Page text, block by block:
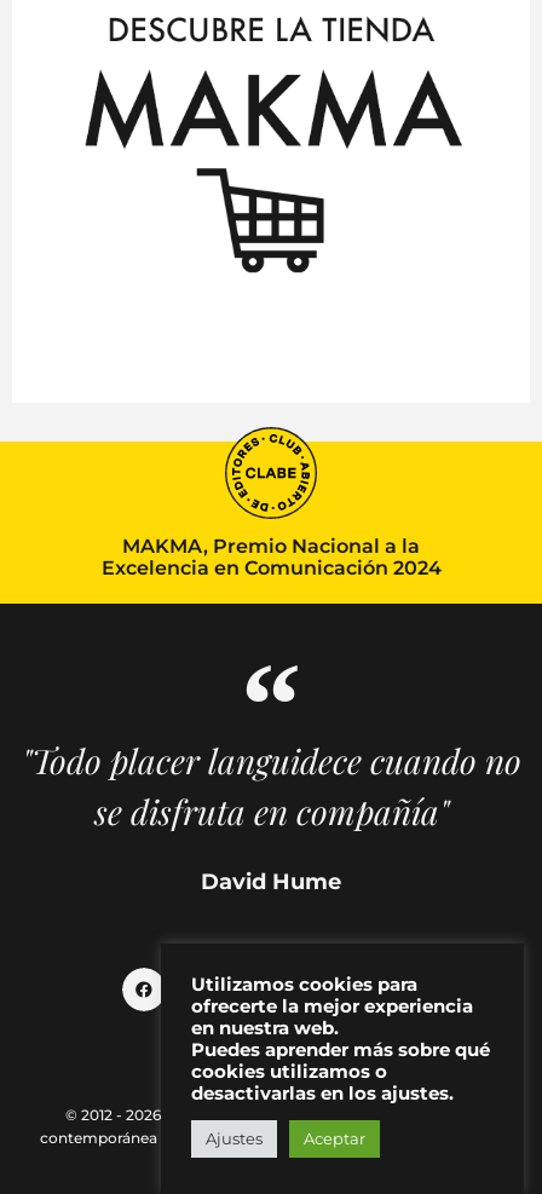
MAKMA, Premio Nacional a la
Excelencia en Comunicación 2024
"Todo placer languidece cuando no
se disfruta en compañía"
David Hume
© 2012 - 2026 MAKMA | Revista de artes visuales y cultura
contemporánea |
Política de Privacidad|Aviso Legal
Utilizamos cookies para
ofrecerte la mejor experiencia
en nuestra web.
Puedes aprender más sobre qué
cookies utilizamos o
desactivarlas en los ajustes.
Ajustes Aceptar